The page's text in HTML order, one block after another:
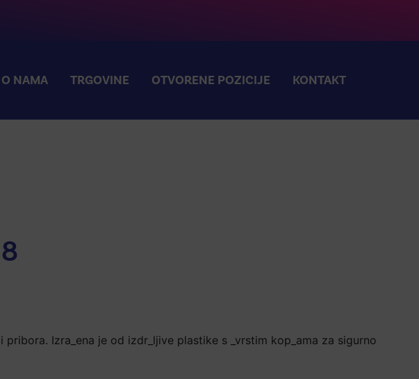
O NAMA TRGOVINE OTVORENE POZICIJE KONTAKT
Izra_ena je od izdr_ljive plastike s _vrstim kop_ama za sigurno